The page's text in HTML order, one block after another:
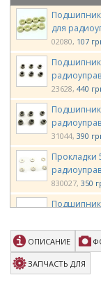
для
02080 107
23628 440
31044 390
Прокладки
830027 350
86094 86 грн
Подшипник
запчасти
B-607 270 грн
ОПИСАНИЕ
ЗАПЧАСТЬ ДЛЯ